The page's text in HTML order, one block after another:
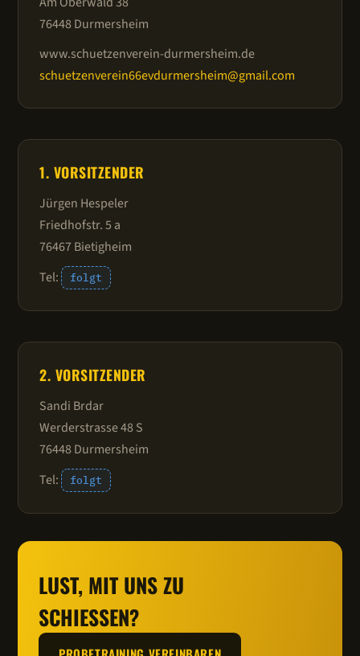
76448 Durmersheim
www.schuetzenverein-durmersheim.de
schuetzenverein66evdurmersheim@gmail.com
1. VORSITZENDER
Jürgen Hespeler
Friedhofstr. 5 a
76467 Bietigheim
Tel:
folgt
2. VORSITZENDER
Sandi Brdar
Werderstrasse 48 S
76448 Durmersheim
Tel:
folgt
LUST, MIT UNS ZU
SCHIESSEN?